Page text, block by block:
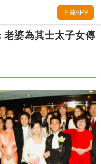
婆為其士太子女傳
下載APP